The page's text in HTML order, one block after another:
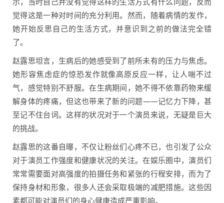
觉得这是一种对时间的充分利用。然而，随着病情的发作，
她开始反思自己的生活方式，并意识到之前的做法完全错
了。
赵露思坦言，生病后的她感受到了前所未有的压力与焦虑。
她形容焦虑症的惊恐发作就像高原反应一样，让人喘不过
气，感觉特别不舒服。在生病期间，她不得不依靠药物来缓
解身体的疼痛，但这也带来了新的问题——记忆力下降，甚
至记不住台词。这样的状况对于一个演员来说，无疑是巨大
的挑战。
赵露思的这番自曝，不仅让粉丝们心疼不已，也引发了公众
对于演员工作强度和健康状况的关注。在娱乐圈中，演员们
常常需要面对高强度的拍摄任务和紧张的行程安排，而为了
保持身材和形象，很多人还会采取极端的减肥措施。这些因
素都可能对演员们的身心健康造成严重影响。